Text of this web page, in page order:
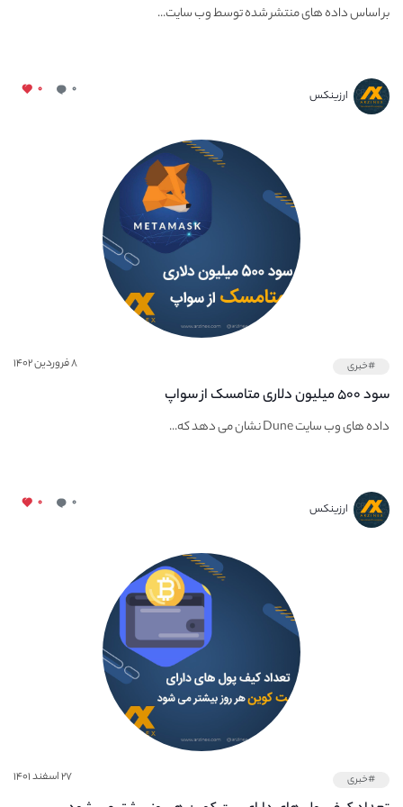
بر اساس داده های منتشر شده توسط وب سایت...
ارزینکس ۰ ۰
#خبری ۸ فروردین ۱۴۰۲
سود ۵۰۰ میلیون دلاری متامسک از سواپ
داده های وب سایت Dune نشان می دهد که...
ارزینکس ۰ ۰
#خبری ۲۷ اسفند ۱۴۰۱